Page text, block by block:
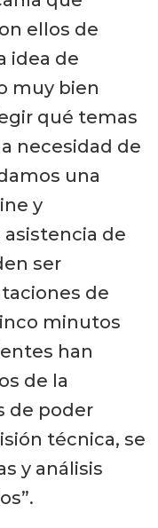
ellos de
idea de
muy bien
qué temas
necesidad de
una
y
de
ser
de
minutos
han
de la
de poder
técnica, se
y análisis